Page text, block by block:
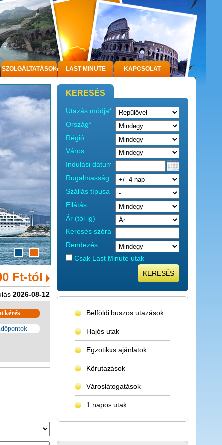
SZOLGÁLTATÁSOK LAST MINUTE KAPCSOLAT
Ft-tól
2026-08-12
KERESÉS
Utazás módja*
Ország*
Régió
Város
Indulási dátum
Rugalmasság
Szállás típusa
Ellátás
Ár (tól-ig)
Keresés szóra
Rendezés
Csak Last Minute utak
KERESÉS
Belföldi buszos utazások
Hajós utak
Egzotikus ajánlatok
Körutazások
Városlátogatások
1 napos utak